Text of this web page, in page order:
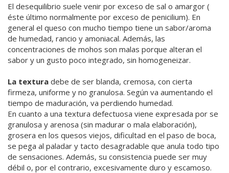
El desequilibrio suele venir por exceso de sal o amargor (
éste último normalmente por exceso de penicilium). En
general el queso con mucho tiempo tiene un sabor/aroma
de humedad, rancio y amoniacal. Además, las
concentraciones de mohos son malas porque alteran el
sabor y un gusto poco integrado, sin homogeneizar.
La textura debe de ser blanda, cremosa, con cierta
firmeza, uniforme y no granulosa. Según va aumentando el
tiempo de maduración, va perdiendo humedad.
En cuanto a una textura defectuosa viene expresada por se
granulosa y arenosa (sin madurar o mala elaboración),
grosera en los quesos viejos, dificultad en el paso de boca,
se pega al paladar y tacto desagradable que anula todo tipo
de sensaciones. Además, su consistencia puede ser muy
débil o, por el contrario, excesivamente duro y escamoso.